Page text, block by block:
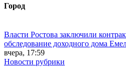
Город
Власти Ростова заключили
обследование доходного дома
вчера, 17:59
Новости рубрики